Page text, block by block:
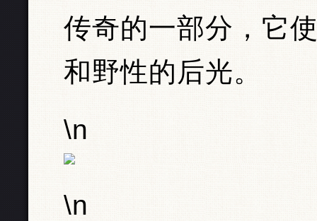
传奇的一部分，它
和野性的后光。
\n
\n